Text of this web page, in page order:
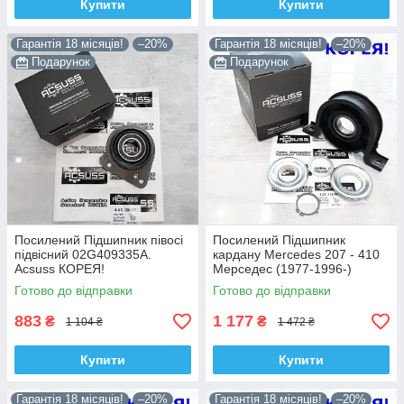
Підшипник підвісний карданного валу Ford Transit
Австрія.
Дуже висока якість, офіційна гарантія. Допоможемо
підібрати деталі під індивідуальні параметри вашого
Купити Купити
Гарантія 18 місяців!
–20%
Подарунок
Посилений Підшипник півосі
підвісний 02G409335A.
Acsuss КОРЕЯ!
Готово до відправки
883 ₴ 1 104 ₴
Купити
Гарантія 18 місяців!
–20%
Подарунок
Посилений Підшипник
кардану Mercedes 207 - 410
Мерседес (1977-1996-)
6014101710. Acsuss КОРЕЯ!
Готово до відправки
1 177 ₴ 1 472 ₴
Купити
Гарантія 18 місяців!
–20%
Гарантія 18 місяців!
–20%